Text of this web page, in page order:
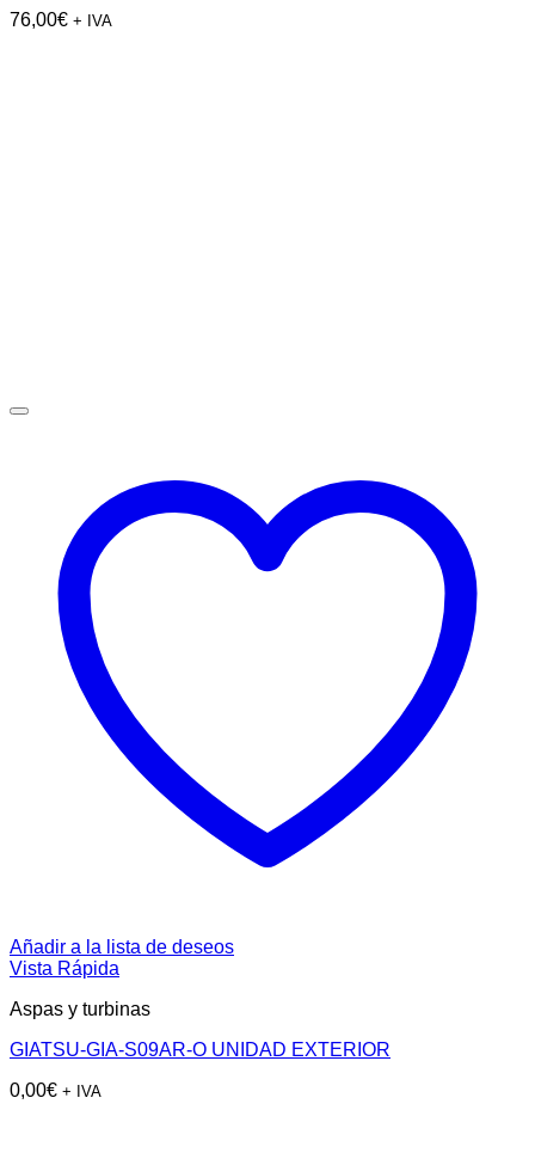
76,00€ + IVA
Añadir a la lista de deseos
Vista Rápida
Aspas y turbinas
GIATSU-GIA-S09AR-O UNIDAD EXTERIOR
0,00€ + IVA